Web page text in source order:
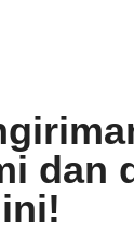
dan